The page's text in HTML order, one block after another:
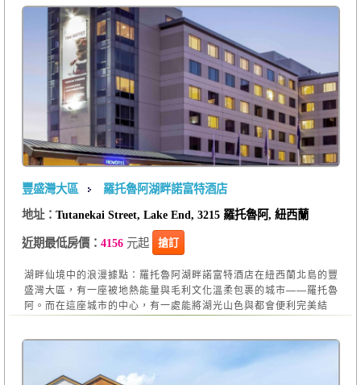
豐盛灣大區
羅托魯阿湖畔諾富特酒店
地址： Tutanekai Street, Lake End, 3215 羅托魯阿, 紐西蘭
近期最低房價： 4156元起 搶訂
湖畔仙境中的浪漫據點：羅托魯阿湖畔諾富特酒店在紐西蘭北島的豐
盛灣大區，有一座被地熱能量與毛利文化溫柔包裹的城市——羅托魯
阿。而在這座城市的中心，有一處能將湖光山色與都會便利完美結